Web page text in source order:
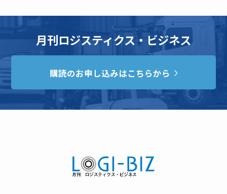
月刊ロジスティクス・ビジネス
購読のお申し込みはこちらから